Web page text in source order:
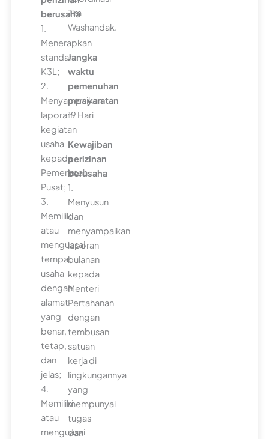
berusaha
1.
Menerapkan
standar
K3L;
2.
Menyampaikan
laporan
kegiatan
usaha
kepada
Pemerintah
Pusat;
3.
Memiliki
atau
menguasai
tempat
usaha
dengan
alamat
yang
benar,
tetap,
dan
jelas;
4.
Memiliki
atau
menguasai
Tim
Washandak.
Jangka
waktu
pemenuhan
persyaratan
19 Hari
Kewajiban
perizinan
berusaha
1.
Menyusun
dan
menyampaikan
laporan
bulanan
kepada
Menteri
Pertahanan
dengan
tembusan
satuan
kerja di
lingkungannya
yang
mempunyai
tugas
dan